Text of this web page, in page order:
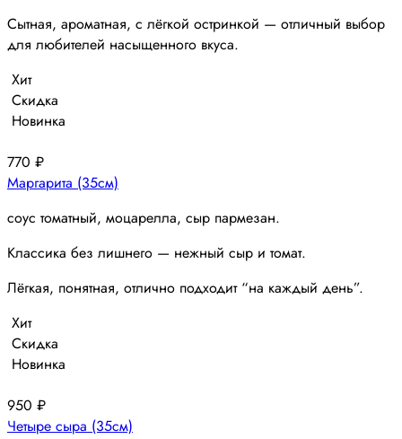
Сытная, ароматная, с лёгкой остринкой — отличный выбор
для любителей насыщенного вкуса.
Хит
Скидка
Новинка
770 ₽
Маргарита (35см)
соус томатный, моцарелла, сыр пармезан.
Классика без лишнего — нежный сыр и томат.
Лёгкая, понятная, отлично подходит “на каждый день”.
Хит
Скидка
Новинка
950 ₽
Четыре сыра (35см)